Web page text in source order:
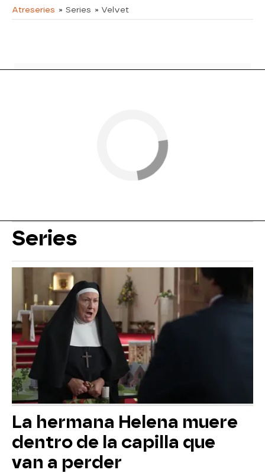
Atreseries » Series » Velvet
Series
La hermana Helena muere
dentro de la capilla que
van a perder